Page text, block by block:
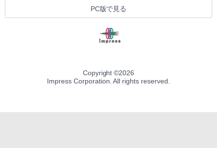
PC版で見る
Copyright ©2026
Impress Corporation. All rights reserved.